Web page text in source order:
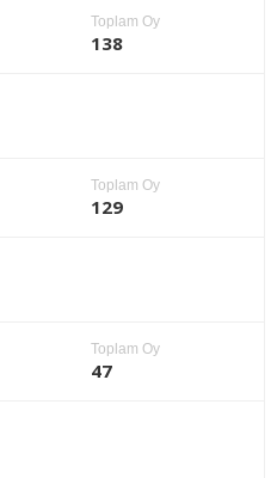
Toplam Oy
138
Toplam Oy
129
Toplam Oy
47